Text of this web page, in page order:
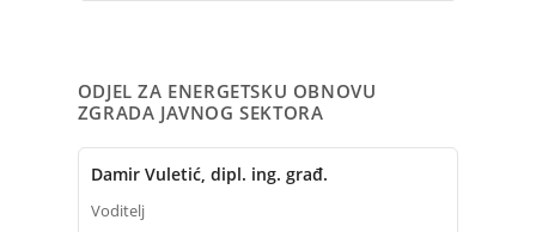
ODJEL ZA ENERGETSKU OBNOVU
ZGRADA JAVNOG SEKTORA
Damir Vuletić, dipl. ing. građ.
Voditelj